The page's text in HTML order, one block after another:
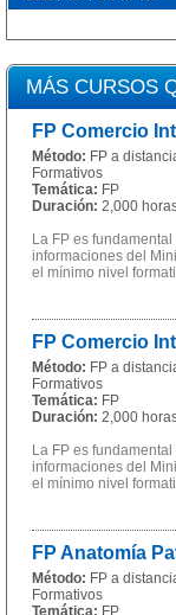
MÁS CURSOS
FP Comercio
Método: FP a
Formativos
Temática: FP
Duración: 2,000
La FP es
informaciones del
el mínimo nivel
FP Comercio
Método: FP a
Formativos
Temática: FP
Duración: 2,000
La FP es
informaciones del
el mínimo nivel
FP Anatomía
Método: FP a
Formativos
Temática: FP